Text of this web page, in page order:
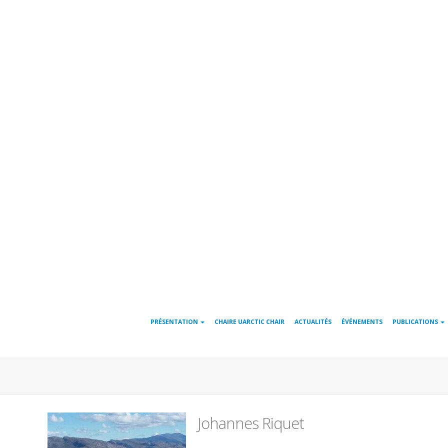
Navigation
PRÉSENTATION CHAIRE UARCTIC CHAIR ACTUALITÉS ÉVÉNEMENTS PUBLICATIONS
Johannes Riquet